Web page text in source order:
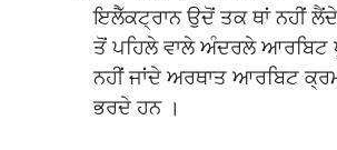
ਇਲੈੱਕਟ੍ਰਾਨ ਉਦੋਂ ਤਕ ਥਾਂ ਨਹੀਂ
ਤੋਂ ਪਹਿਲੇ ਵਾਲੇ ਅੰਦਰਲੇ ਆਰਬਿਟ
ਨਹੀਂ ਜਾਂਦੇ ਅਰਥਾਤ ਆਰਬਿਟ
ਭਰਦੇ ਹਨ ।